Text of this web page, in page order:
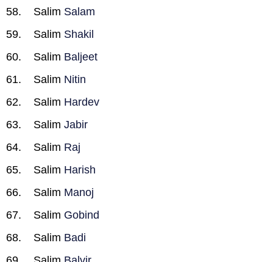
Salim Salam
Salim Shakil
Salim Baljeet
Salim Nitin
Salim Hardev
Salim Jabir
Salim Raj
Salim Harish
Salim Manoj
Salim Gobind
Salim Badi